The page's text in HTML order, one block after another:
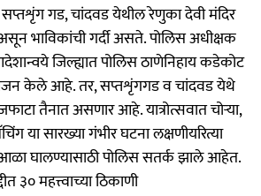
सप्तशृंग गड, चांदवड येथील रेणुका देवी मंदिर
असून भाविकांची गर्दी असते. पोलिस अधीक्षक
जिल्ह्यात पोलिस ठाणेनिहाय कडेकोट
केले आहे. तर, सप्तशृंगगड व चांदवड येथे
तैनात असणार आहे. यात्रोत्सवात चोऱ्या,
या सारख्या गंभीर घटना लक्षणीयरित्या
घालण्यासाठी पोलिस सतर्क झाले आहेत.
३० महत्त्वाच्या ठिकाणी